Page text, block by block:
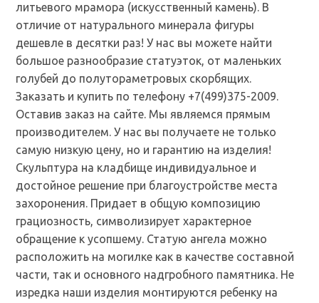
литьевого мрамора (искусственный камень). В
отличие от натурального минерала фигуры
дешевле в десятки раз! У нас вы можете найти
большое разнообразие статуэток, от маленьких
голубей до полутораметровых скорбящих.
Заказать и купить по телефону +7(499)375-2009.
Оставив заказ на сайте. Мы являемся прямым
производителем. У нас вы получаете не только
самую низкую цену, но и гарантию на изделия!
Скульптура на кладбище индивидуальное и
достойное решение при благоустройстве места
захоронения. Придает в общую композицию
грациозность, символизирует характерное
обращение к усопшему. Статую ангела можно
расположить на могилке как в качестве составной
части, так и основного надгробного памятника. Не
изредка наши изделия монтируются ребенку на